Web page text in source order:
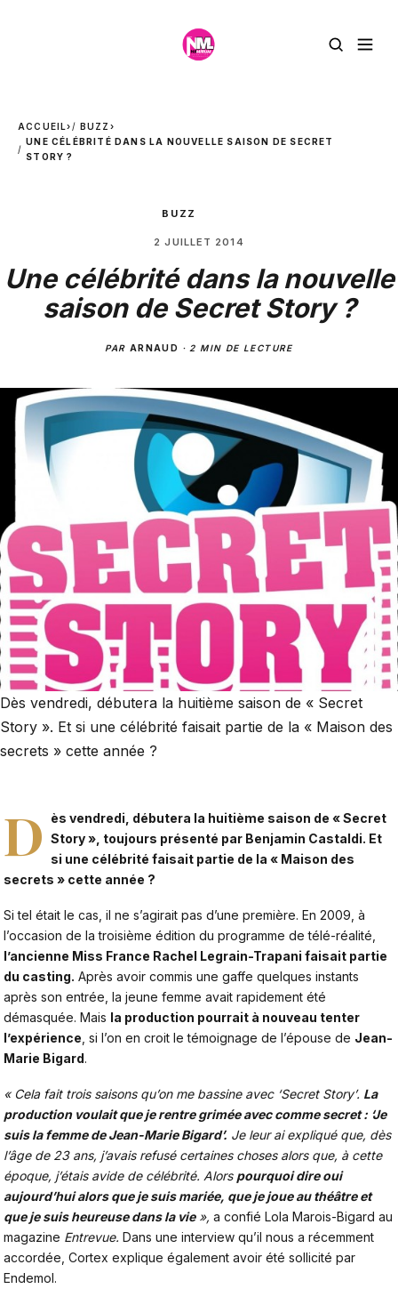
ACCUEIL› BUZZ ›
UNE CÉLÉBRITÉ DANS LA NOUVELLE SAISON DE SECRET
STORY ?
BUZZ
2 JUILLET 2014
Une célébrité dans la nouvelle
saison de Secret Story ?
PAR ARNAUD · 2 MIN DE LECTURE
Dès vendredi, débutera la huitième saison de « Secret
Story ». Et si une célébrité faisait partie de la « Maison des
secrets » cette année ?
D ès vendredi, débutera la huitième saison de «Secret
Story», toujours présenté par Benjamin Castaldi. Et
si une célébrité faisait partie de la « Maison des
secrets » cette année ?
Si tel était le cas, il ne s’agirait pas d’une première. En 2009, à
l’occasion de la troisième édition du programme de télé-réalité,
l’ancienne Miss France Rachel Legrain-Trapani faisait partie
du casting. Après avoir commis une gaffe quelques instants
après son entrée, la jeune femme avait rapidement été
démasquée. Mais la production pourrait à nouveau tenter
l’expérience , si l’on en croit le témoignage de l’épouse de Jean-
Marie Bigard.
« Cela fait trois saisons qu’on me bassine avec ‘Secret Story’. La
production voulait que je rentre grimée avec comme secret : ‘Je
suis la femme de Jean-Marie Bigard’. Je leur ai expliqué que, dès
l’âge de 23 ans, j’avais refusé certaines choses alors que, à cette
époque, j’étais avide de célébrité. Alors pourquoi dire oui
aujourd’hui alors que je suis mariée, que je joue au théâtre et
que je suis heureuse dans la vie», a confié Lola Marois-Bigard au
magazine Entrevue. Dans une interview qu’il nous a récemment
accordée, Cortex explique également avoir été sollicité par
Endemol.